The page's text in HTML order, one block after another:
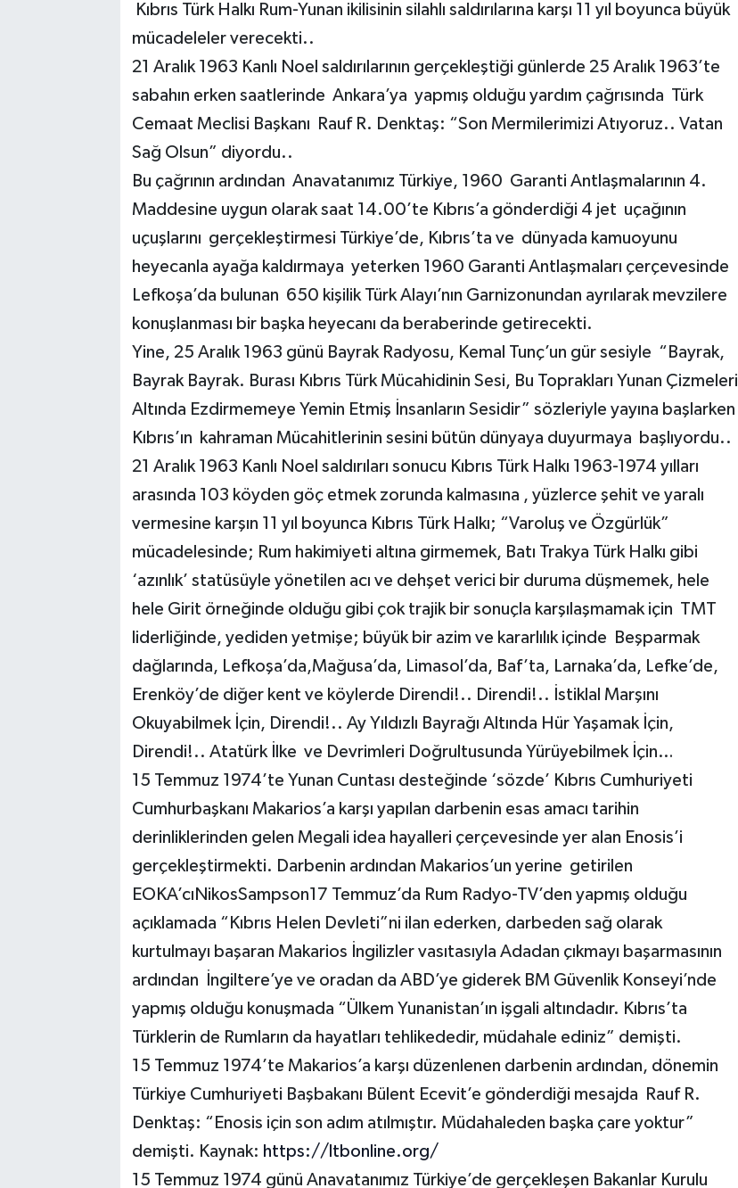
Kıbrıs Türk Halkı Rum-Yunan ikilisinin silahlı saldırılarına karşı 11 yıl boyunca büyük
mücadeleler verecekti..
21 Aralık 1963 Kanlı Noel saldırılarının gerçekleştiği günlerde 25 Aralık 1963’te
sabahın erken saatlerinde Ankara’ya yapmış olduğu yardım çağrısında Türk
Cemaat Meclisi Başkanı Rauf R. Denktaş: “Son Mermilerimizi Atıyoruz.. Vatan
Sağ Olsun” diyordu..
Bu çağrının ardından Anavatanımız Türkiye, 1960 Garanti Antlaşmalarının 4.
Maddesine uygun olarak saat 14.00’te Kıbrıs’a gönderdiği 4 jet uçağının
uçuşlarını gerçekleştirmesi Türkiye’de, Kıbrıs’ta ve dünyada kamuoyunu
heyecanla ayağa kaldırmaya yeterken 1960 Garanti Antlaşmaları çerçevesinde
Lefkoşa’da bulunan 650 kişilik Türk Alayı’nın Garnizonundan ayrılarak mevzilere
konuşlanması bir başka heyecanı da beraberinde getirecekti.
Yine, 25 Aralık 1963 günü Bayrak Radyosu, Kemal Tunç’un gür sesiyle “Bayrak,
Bayrak Bayrak. Burası Kıbrıs Türk Mücahidinin Sesi, Bu Toprakları Yunan Çizmeleri
Altında Ezdirmemeye Yemin Etmiş İnsanların Sesidir” sözleriyle yayına başlarken
Kıbrıs’ın kahraman Mücahitlerinin sesini bütün dünyaya duyurmaya başlıyordu..
21 Aralık 1963 Kanlı Noel saldırıları sonucu Kıbrıs Türk Halkı 1963-1974 yılları
arasında 103 köyden göç etmek zorunda kalmasına , yüzlerce şehit ve yaralı
vermesine karşın 11 yıl boyunca Kıbrıs Türk Halkı; “Varoluş ve Özgürlük”
mücadelesinde; Rum hakimiyeti altına girmemek, Batı Trakya Türk Halkı gibi
‘azınlık’ statüsüyle yönetilen acı ve dehşet verici bir duruma düşmemek, hele
hele Girit örneğinde olduğu gibi çok trajik bir sonuçla karşılaşmamak için TMT
liderliğinde, yediden yetmişe; büyük bir azim ve kararlılık içinde Beşparmak
dağlarında, Lefkoşa’da,Mağusa’da, Limasol’da, Baf’ta, Larnaka’da, Lefke’de,
Erenköy’de diğer kent ve köylerde Direndi!.. Direndi!.. İstiklal Marşını
Okuyabilmek İçin, Direndi!.. Ay Yıldızlı Bayrağı Altında Hür Yaşamak İçin,
Direndi!.. Atatürk İlke ve Devrimleri Doğrultusunda Yürüyebilmek İçin…
15 Temmuz 1974’te Yunan Cuntası desteğinde ‘sözde’ Kıbrıs Cumhuriyeti
Cumhurbaşkanı Makarios’a karşı yapılan darbenin esas amacı tarihin
derinliklerinden gelen Megali idea hayalleri çerçevesinde yer alan Enosis’i
gerçekleştirmekti. Darbenin ardından Makarios’un yerine getirilen
EOKA’cıNikosSampson17 Temmuz’da Rum Radyo-TV’den yapmış olduğu
açıklamada “Kıbrıs Helen Devleti”ni ilan ederken, darbeden sağ olarak
kurtulmayı başaran Makarios İngilizler vasıtasıyla Adadan çıkmayı başarmasının
ardından İngiltere’ye ve oradan da ABD’ye giderek BM Güvenlik Konseyi’nde
yapmış olduğu konuşmada “Ülkem Yunanistan’ın işgali altındadır. Kıbrıs’ta
Türklerin de Rumların da hayatları tehlikededir, müdahale ediniz” demişti.
15 Temmuz 1974’te Makarios’a karşı düzenlenen darbenin ardından, dönemin
Türkiye Cumhuriyeti Başbakanı Bülent Ecevit’e gönderdiği mesajda Rauf R.
Denktaş: “Enosis için son adım atılmıştır. Müdahaleden başka çare yoktur”
demişti. Kaynak: https://ltbonline.org/
15 Temmuz 1974 günü Anavatanımız Türkiye’de gerçekleşen Bakanlar Kurulu